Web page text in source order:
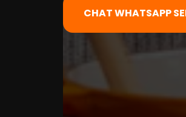
CHAT WHATSAPP